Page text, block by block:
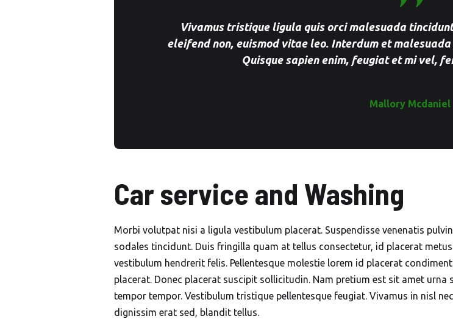
Vivamus tristique ligula quis orci malesuada
eleifend non, euismod vitae leo. Interdum et
Quisque sapien enim, feugiat et mi vel,
Mallory Mcdaniel
Car service and Washing
Morbi volutpat nisi a ligula vestibulum placerat. Suspendisse venenatis
sodales tincidunt. Duis fringilla quam at tellus consectetur, id placerat
vestibulum hendrerit felis. Pellentesque molestie lorem id placerat
placerat. Donec placerat suscipit sollicitudin. Nam pretium est sit amet urna
tempor tempor. Vestibulum tristique pellentesque feugiat. Vivamus in nisl
dignissim erat sed, blandit tellus.